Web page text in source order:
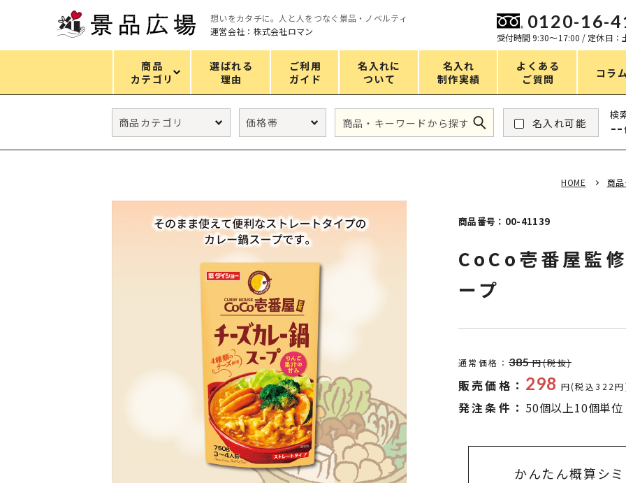
想いをカタチに。人と人をつなぐ景品・ノベルティ
運営会社：株式会社ロマン
0120-16-
受付時間 9:30〜17:00 / 定休日：
商品
カテゴリ
選ばれる
理由
ご利用
ガイド
名入れに
ついて
名入れ
制作実績
よくある
ご質問
コラ
カテゴリ
ギフトセット バスグッズ
フェイス&ボディケア
生活雑貨・便利グッズ バッグ&ポーチ
キャラクター雑貨
ALL すべてのカテゴリ
価格
151～200円
251～300円
1,000～2,000円
2,000～3,000円
5,000円～
名入れ可能
検
--
HOME 商
商品番号：00-41139
CoCo壱番屋監
ープ
通常価格： 385 円(税抜)
販売価格： 298 円(税込322
発注条件： 50個以上10個単位
かんたん概算シ